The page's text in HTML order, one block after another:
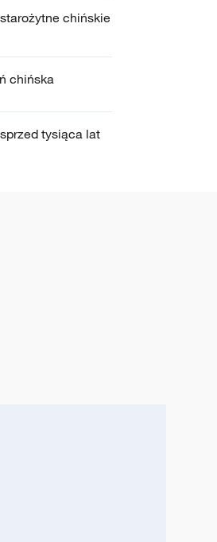
chińskie
chińska
tysiąca lat